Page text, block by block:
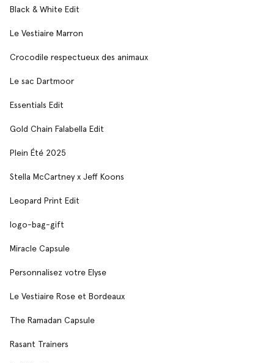
Black & White Edit
Le Vestiaire Marron
Crocodile respectueux des animaux
Le sac Dartmoor
Essentials Edit
Gold Chain Falabella Edit
Plein Été 2025
Stella McCartney x Jeff Koons
Leopard Print Edit
logo-bag-gift
Miracle Capsule
Personnalisez votre Elyse
Le Vestiaire Rose et Bordeaux
The Ramadan Capsule
Rasant Trainers